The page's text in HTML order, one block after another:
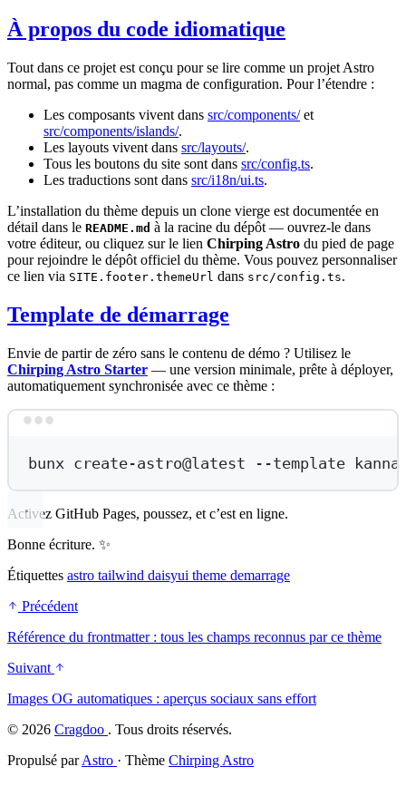
À propos du code idiomatique
Tout dans ce projet est conçu pour se lire comme un projet Astro
normal, pas comme un magma de configuration. Pour l’étendre :
Les composants vivent dans src/components/et
src/components/islands/.
Les layouts vivent dans src/layouts/.
Tous les boutons du site sont dans src/config.ts.
Les traductions sont dans src/i18n/ui.ts.
L’installation du thème depuis un clone vierge est documentée en
détail dans le README.md à la racine du dépôt — ouvrez-le dans
votre éditeur, ou cliquez sur le lien Chirping Astro du pied de page
pour rejoindre le dépôt officiel du thème. Vous pouvez personnaliser
ce lien via SITE.footer.themeUrl dans src/config.ts.
Template de démarrage
Envie de partir de zéro sans le contenu de démo ? Utilisez le
Chirping Astro Starter — une version minimale, prête à déployer,
automatiquement synchronisée avec ce thème :
bunx create-astro@latest --template
Activez GitHub Pages, poussez, et c’est en ligne.
Bonne écriture. ✨
Étiquettes astro tailwind daisyui theme demarrage
Précédent
Référence du frontmatter : tous les champs reconnus par ce thème
Suivant
Images OG automatiques : aperçus sociaux sans effort
© 2026 Cragdoo . Tous droits réservés.
Propulsé parAstro · Thème Chirping Astro